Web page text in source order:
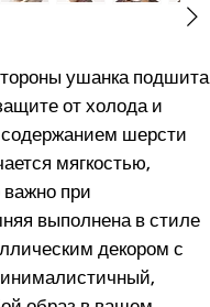
ушанка подшита
от холода и
шерсти
мягкостью,
при
выполнена в стиле
декором с